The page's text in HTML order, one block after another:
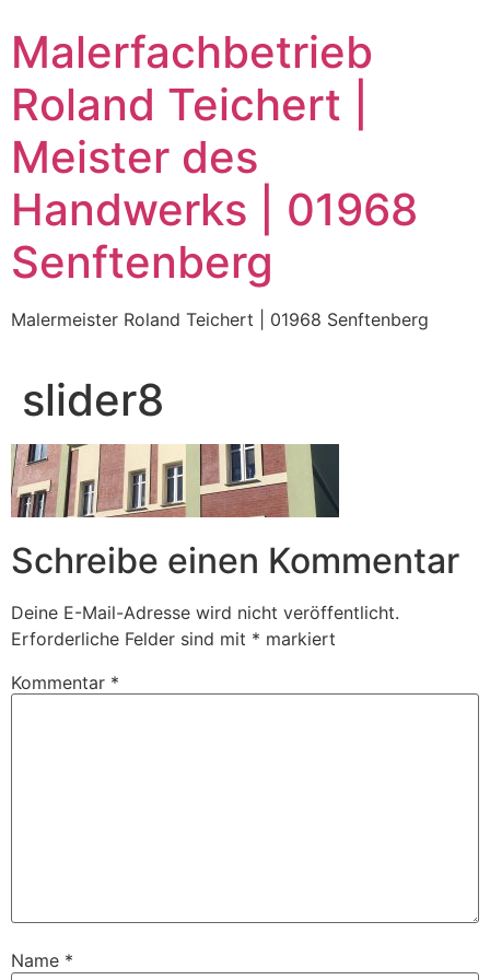
Inhalt
wechseln
Malerfachbetrieb
Roland Teichert |
Meister des
Handwerks | 01968
Senftenberg
Malermeister Roland Teichert | 01968 Senftenberg
slider8
Schreibe einen Kommentar
Deine E-Mail-Adresse wird nicht veröffentlicht.
Erforderliche Felder sind mit * markiert
Kommentar *
Name *